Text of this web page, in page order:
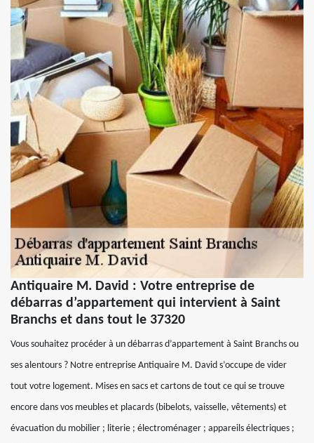
Antiquaire M. David : Votre entreprise de
débarras d’appartement qui intervient à Saint
Branchs et dans tout le 37320
Vous souhaitez procéder à un débarras d’appartement à Saint Branchs ou
ses alentours ? Notre entreprise Antiquaire M. David s’occupe de vider
tout votre logement. Mises en sacs et cartons de tout ce qui se trouve
encore dans vos meubles et placards (bibelots, vaisselle, vêtements) et
évacuation du mobilier ; literie ; électroménager ; appareils électriques ;